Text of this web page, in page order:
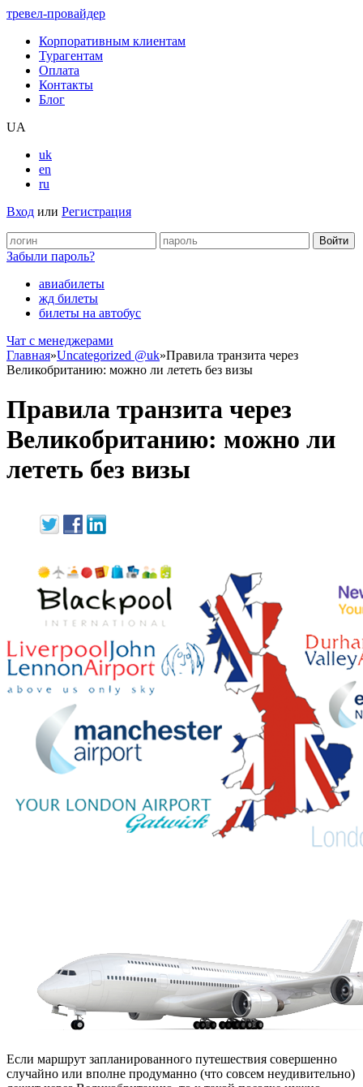
тревел-провайдер
Корпоративным клиентам
Турагентам
Оплата
Контакты
Блог
UA
uk
en
ru
Вход или Регистрация
Забыли пароль?
авиабилеты
жд билеты
билеты на автобус
Чат c менеджерами
Главная»Uncategorized @uk»Правила транзита через
Великобританию: можно ли лететь без визы
Правила транзита через
Великобританию: можно ли
лететь без визы
Если маршрут запланированного путешествия совершенно
случайно или вполне продуманно (что совсем неудивительно)